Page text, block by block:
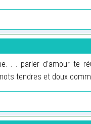
. . parler d’amour te
tendres et doux